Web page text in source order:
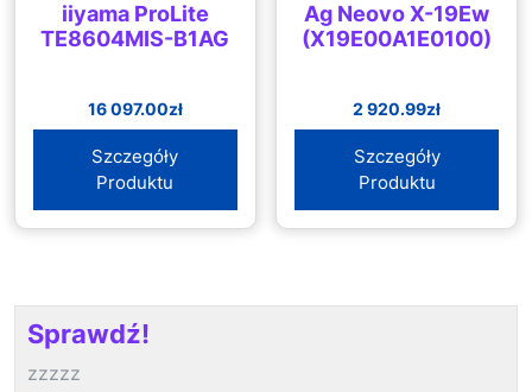
iiyama ProLite
TE8604MIS-B1AG
16 097.00zł
Szczegóły
Produktu
Ag Neovo X-19Ew
(X19E00A1E0100)
2 920.99zł
Szczegóły
Produktu
Sprawdź!
zzzzz